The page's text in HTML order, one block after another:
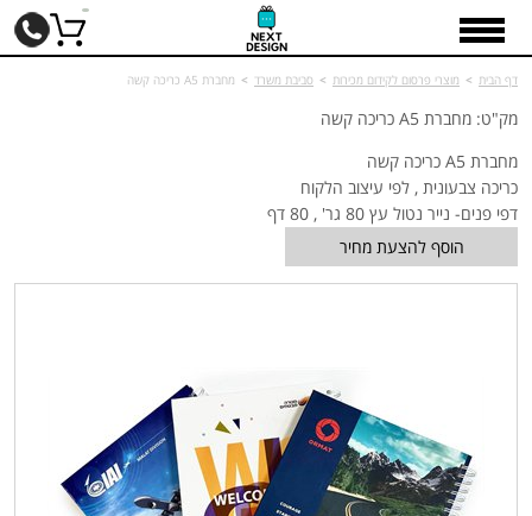
דף הבית > מוצרי פרסום לקידום מכירות > סביבת משרד > מחברת A5 כריכה קשה
מק"ט: מחברת A5 כריכה קשה
מחברת A5 כריכה קשה
כריכה צבעונית , לפי עיצוב הלקוח
דפי פנים- נייר נטול עץ 80 גר' , 80 דף
הוסף להצעת מחיר